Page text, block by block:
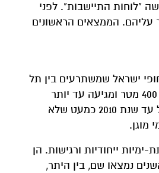
"לוחות התיישבות". לפני
עליהם. הממצאים הראשונים
המקצועי "גלישת פלמחים", היא שטח ימי במרחק של 15–65 ק"מ מחופי ישראל שמשתרעים בין תל
אביב לחוף פלמחים. השטח מאופיין בגלישת קרקע בעלת מבנה גיאולוגי ייחודי שמתחילה בעומק 400 מטר ומגיעה עד יותר
מ-1,200 מטר מתחת לפני הים. השטח התגלה לראשונה בסוף שנות ה-70 של המאה הקודמת, אבל עד שנת 2010 כמעט שלא
מוגן.
ייחודיות ורגישות. הן
נמצאו שם, בין היתר,